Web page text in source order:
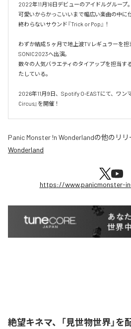
2022年11月16日デビューのアイドルグループ
可愛いからかっこいいまで幅広い楽曲の中に
終わらないサウンド『Trick or Pop』！
わずか結成５ヶ月で地上波TVレギュラーを担
SONIC2023へ出演。
数々の人気バラエティのタイアップを担当す
たしている。
2026年11月9日、Spotify O-EASTにて、ワン
Circus』を開催！
Panic Monster !n Wonderlandの他のリリ
Wonderland
https://www.panicmonster-
絶望キネマ、「見世物世界」を